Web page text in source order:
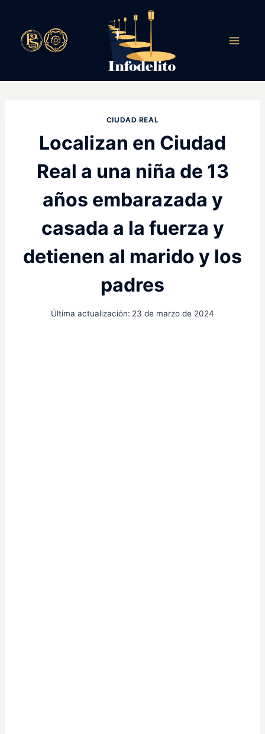
contenido
CIUDAD REAL
Localizan en Ciudad
Real a una niña de 13
años embarazada y
casada a la fuerza y
detienen al marido y los
padres
Última actualización: 23 de marzo de 2024